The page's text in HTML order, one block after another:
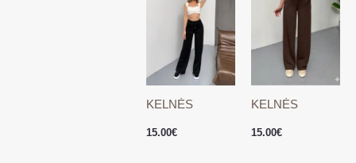
KELNĖS
15.00€
KELNĖS
15.00€